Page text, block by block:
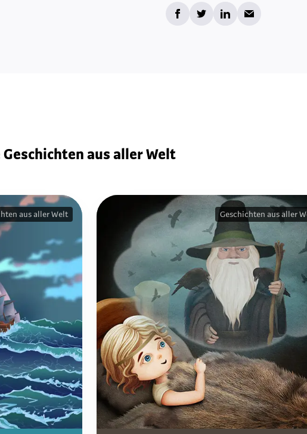
aus aller Welt
aus aller Welt Geschichten aus aller